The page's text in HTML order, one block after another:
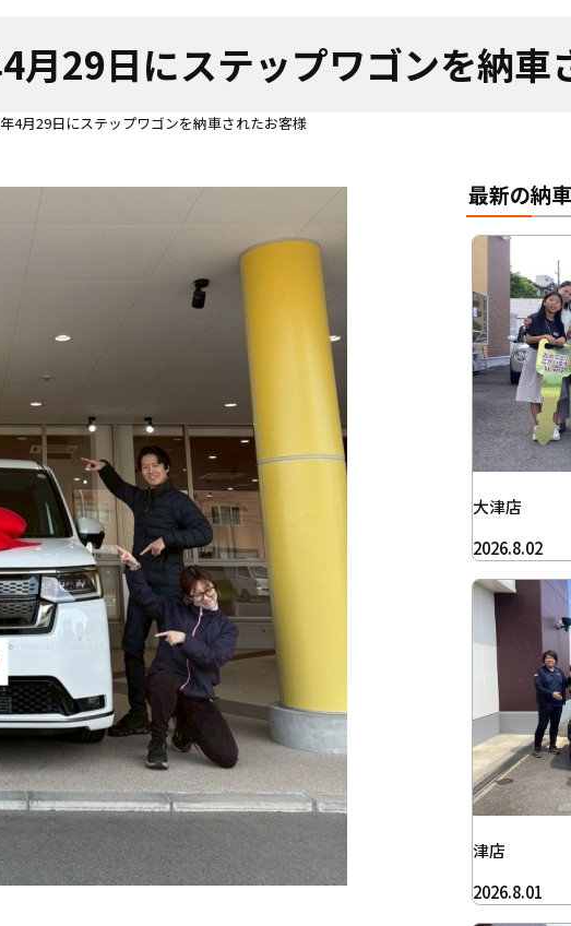
月29日にステップワゴンを納車
4月29日にステップワゴンを納車されたお客様
最新の納
大津店
2026.8.02
津店
2026.8.01